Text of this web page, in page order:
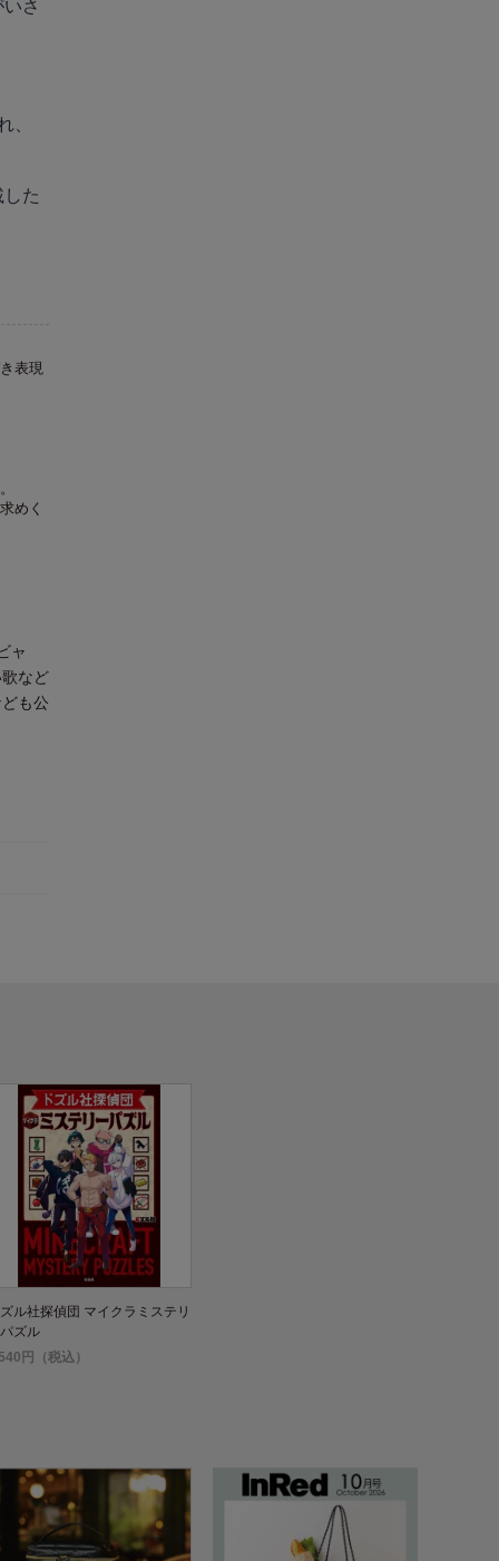
さ
、
た
表現
めく
ャ
など
も公
ル社探偵団 マイクラミステリ
ズル
円（税込）